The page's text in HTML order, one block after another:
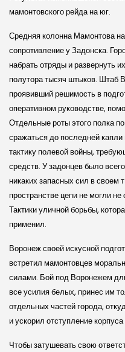
мамонтовского рейда на юг.
Средняя колонна Мамонтова
сопротивление у Задонска.
набрать отряды и развернуть
полутора тысяч штыков. Штаб
проявивший решимость в
оперативном руководстве,
Отдельные роты этого полка
сражаться до последней
тактику полевой войны,
средств. У задонцев было
никаких запасных сил в
пространстве цепи не могли не
Тактики уличной борьбы,
применил.
Воронеж своей искусной
встретил мамонтовцев
силами. Бой под Воронежем
все усилия белых, принес им
отдельных частей города,
и ускорил отступление
Чтобы затушевать свою